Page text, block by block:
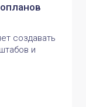
создавать
и